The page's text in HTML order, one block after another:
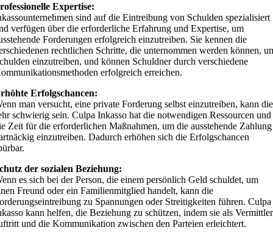
Expertise:
sind auf die Eintreibung von Schulden spezialisiert
verfügen über die erforderliche Erfahrung und Expertise, um
Forderungen erfolgreich einzutreiben. Sie kennen die
rechtlichen Schritte, die unternommen werden können,
einzutreiben, und können Schuldner durch verschiedene
erfolgreich erreichen.
Erfolgschancen:
man versucht, eine private Forderung selbst einzutreiben, kann
schwierig sein. Culpa Inkasso hat die notwendigen Ressourcen und
Zeit für die erforderlichen Maßnahmen, um die ausstehende Zahlung
einzutreiben. Dadurch erhöhen sich die Erfolgschancen
der sozialen Beziehung:
es sich bei der Person, die einem persönlich Geld schuldet, um
Freund oder ein Familienmitglied handelt, kann die
zu Spannungen oder Streitigkeiten führen. Culpa
kann helfen, die Beziehung zu schützen, indem sie als Vermittler
und die Kommunikation zwischen den Parteien erleichtert.